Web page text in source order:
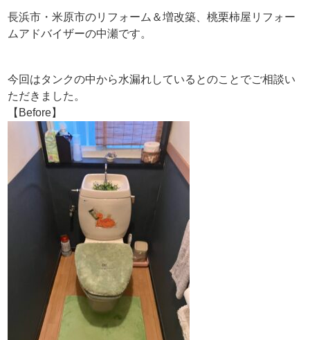
長浜市・米原市のリフォーム＆増改築、桃栗柿屋リフォー
ムアドバイザーの中瀬です。
今回はタンクの中から水漏れしているとのことでご相談い
ただきました。
【Before】